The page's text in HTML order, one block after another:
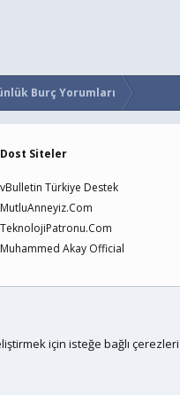
Burç Yorumları
Dost Siteler
vBulletin Türkiye Destek
MutluAnneyiz.Com
TeknolojiPatronu.Com
Muhammed Akay Official
için isteğe bağlı